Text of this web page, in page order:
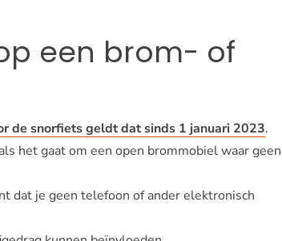
een brom- of
de snorfiets geldt dat sinds 1 januari 2023.
het gaat om een open brommobiel waar geen
dat je geen telefoon of ander elektronisch